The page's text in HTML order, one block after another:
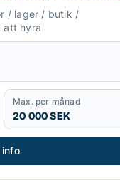
/ lager / butik /
att hyra
Max. per månad
20 000 SEK
info